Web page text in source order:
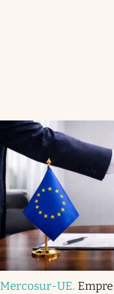
Mercosur-UE.